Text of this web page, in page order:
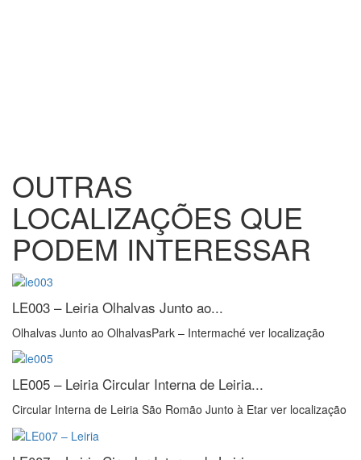
OUTRAS
LOCALIZAÇÕES QUE
PODEM INTERESSAR
LE003 – Leiria Olhalvas Junto ao...
Olhalvas Junto ao OlhalvasPark – Intermaché ver localização
LE005 – Leiria Circular Interna de Leiria...
Circular Interna de Leiria São Romão Junto à Etar ver localização